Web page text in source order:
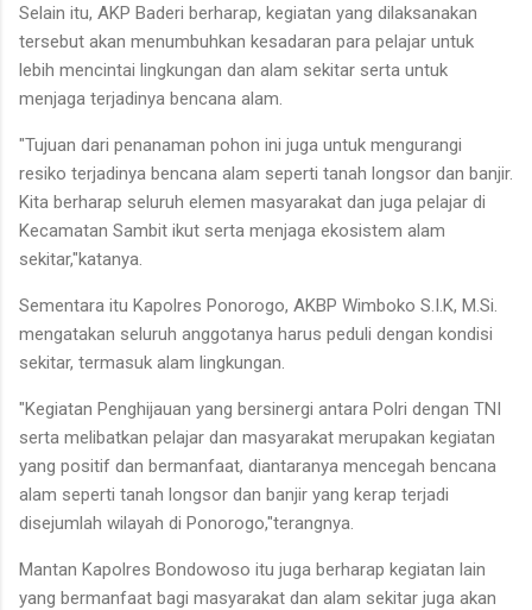
Selain itu, AKP Baderi berharap, kegiatan yang dilaksanakan
tersebut akan menumbuhkan kesadaran para pelajar untuk
lebih mencintai lingkungan dan alam sekitar serta untuk
menjaga terjadinya bencana alam.
"Tujuan dari penanaman pohon ini juga untuk mengurangi
resiko terjadinya bencana alam seperti tanah longsor dan banjir.
Kita berharap seluruh elemen masyarakat dan juga pelajar di
Kecamatan Sambit ikut serta menjaga ekosistem alam
sekitar,"katanya.
Sementara itu Kapolres Ponorogo, AKBP Wimboko S.I.K, M.Si.
mengatakan seluruh anggotanya harus peduli dengan kondisi
sekitar, termasuk alam lingkungan.
"Kegiatan Penghijauan yang bersinergi antara Polri dengan TNI
serta melibatkan pelajar dan masyarakat merupakan kegiatan
yang positif dan bermanfaat, diantaranya mencegah bencana
alam seperti tanah longsor dan banjir yang kerap terjadi
disejumlah wilayah di Ponorogo,"terangnya.
Mantan Kapolres Bondowoso itu juga berharap kegiatan lain
yang bermanfaat bagi masyarakat dan alam sekitar juga akan